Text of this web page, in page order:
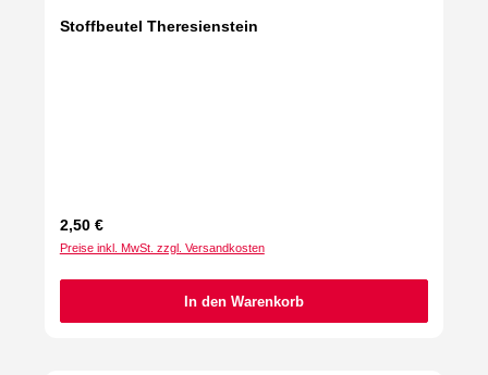
Stoffbeutel Theresienstein
Regulärer Preis:
2,50 €
Preise inkl. MwSt. zzgl. Versandkosten
In den Warenkorb